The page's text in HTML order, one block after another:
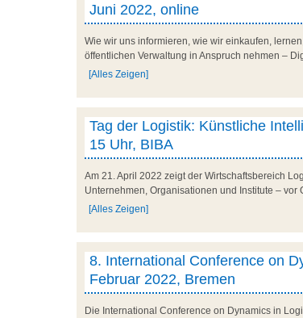
Juni 2022, online
Wie wir uns informieren, wie wir einkaufen,
öffentlichen Verwaltung in Anspruch nehmen –
[Alles Zeigen]
Tag der Logistik: Künstliche
15 Uhr, BIBA
Am 21. April 2022 zeigt der Wirtschaftsbereich
Unternehmen, Organisationen und Institute – vor
[Alles Zeigen]
8. International Conference on
Februar 2022, Bremen
Die International Conference on Dynamics in